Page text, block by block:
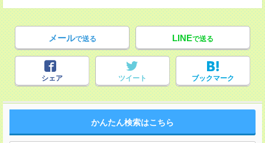
メールで送る LINEで送る
シェア ツイート ブックマーク
かんたん検索はこちら